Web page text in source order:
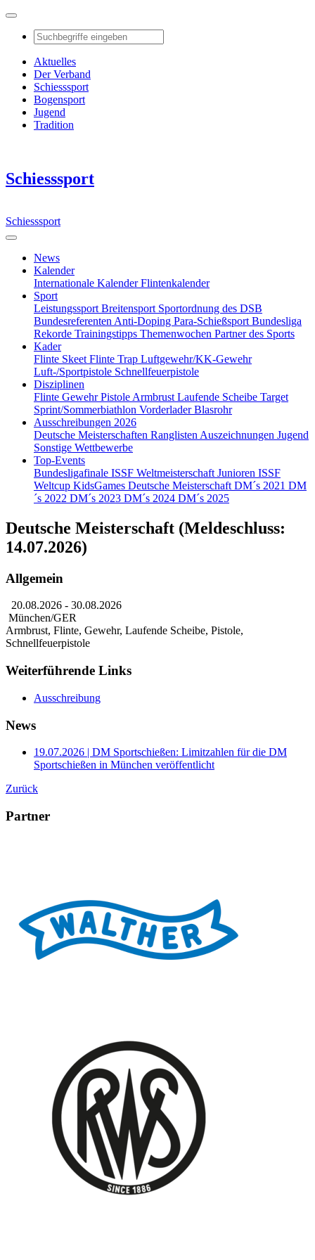
Aktuelles
Der Verband
Schiesssport
Bogensport
Jugend
Tradition
Schiesssport
Schiesssport
News
Kalender
Internationale KalenderFlintenkalender
Sport
Leistungssport Breitensport Sportordnung des DSB
Bundesreferenten Anti-Doping Para-Schießsport Bundesliga
Rekorde Trainingstipps Themenwochen Partner des Sports
Kader
Flinte Skeet Flinte Trap Luftgewehr/KK-Gewehr
Luft-/Sportpistole Schnellfeuerpistole
Disziplinen
Flinte GewehrPistole Armbrust Laufende Scheibe Target
Sprint/Sommerbiathlon VorderladerBlasrohr
Ausschreibungen 2026
Deutsche Meisterschaften Ranglisten Auszeichnungen Jugend
Sonstige Wettbewerbe
Top-Events
Bundesligafinale ISSF Weltmeisterschaft Junioren ISSF
Weltcup KidsGames Deutsche Meisterschaft DM´s 2021 DM
´s 2022 DM´s 2023 DM´s 2024 DM´s 2025
Deutsche Meisterschaft (Meldeschluss:
14.07.2026)
Allgemein
20.08.2026 - 30.08.2026
München/GER
Armbrust, Flinte, Gewehr, Laufende Scheibe, Pistole,
Schnellfeuerpistole
Weiterführende Links
Ausschreibung
News
19.07.2026 | DM Sportschießen: Limitzahlen für die DM
Sportschießen in München veröffentlicht
Zurück
Partner